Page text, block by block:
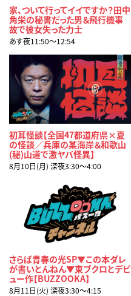
家、ついて行ってイイですか？田中
角栄の秘書だった男＆飛行機事
故で彼女失った力士
あす夜11:50〜12:54
初耳怪談【全国47都道府県×夏
の怪談／兵庫の某海岸＆和歌山
(秘)山道で激ヤバ怪異】
8月10日(月) 深夜3:30〜4:00
さらば青春の光SP▼この本ダレ
が書いとんねん▼東ブクロとデビ
ュー作【BUZZOOKA】
8月11日(火) 深夜3:30〜4:15